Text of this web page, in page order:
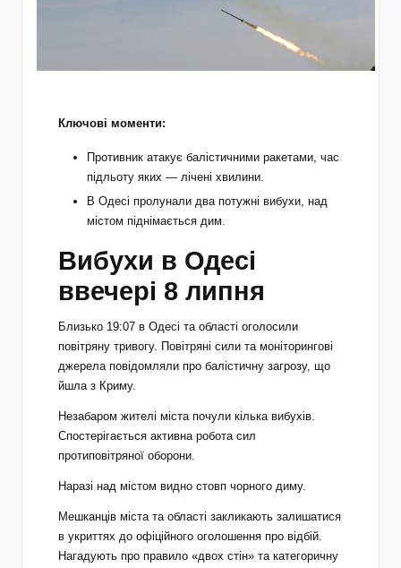
Ключові моменти:
Противник атакує балістичними ракетами, час
підльоту яких — лічені хвилини.
В Одесі пролунали два потужні вибухи, над
містом піднімається дим.
Вибухи в Одесі
ввечері 8 липня
Близько 19:07 в Одесі та області оголосили
повітряну тривогу. Повітряні сили та моніторингові
джерела повідомляли про балістичну загрозу, що
йшла з Криму.
Незабаром жителі міста почули кілька вибухів.
Спостерігається активна робота сил
протиповітряної оборони.
Наразі над містом видно стовп чорного диму.
Мешканців міста та області закликають залишатися
в укриттях до офіційного оголошення про відбій.
Нагадують про правило «двох стін» та категоричну